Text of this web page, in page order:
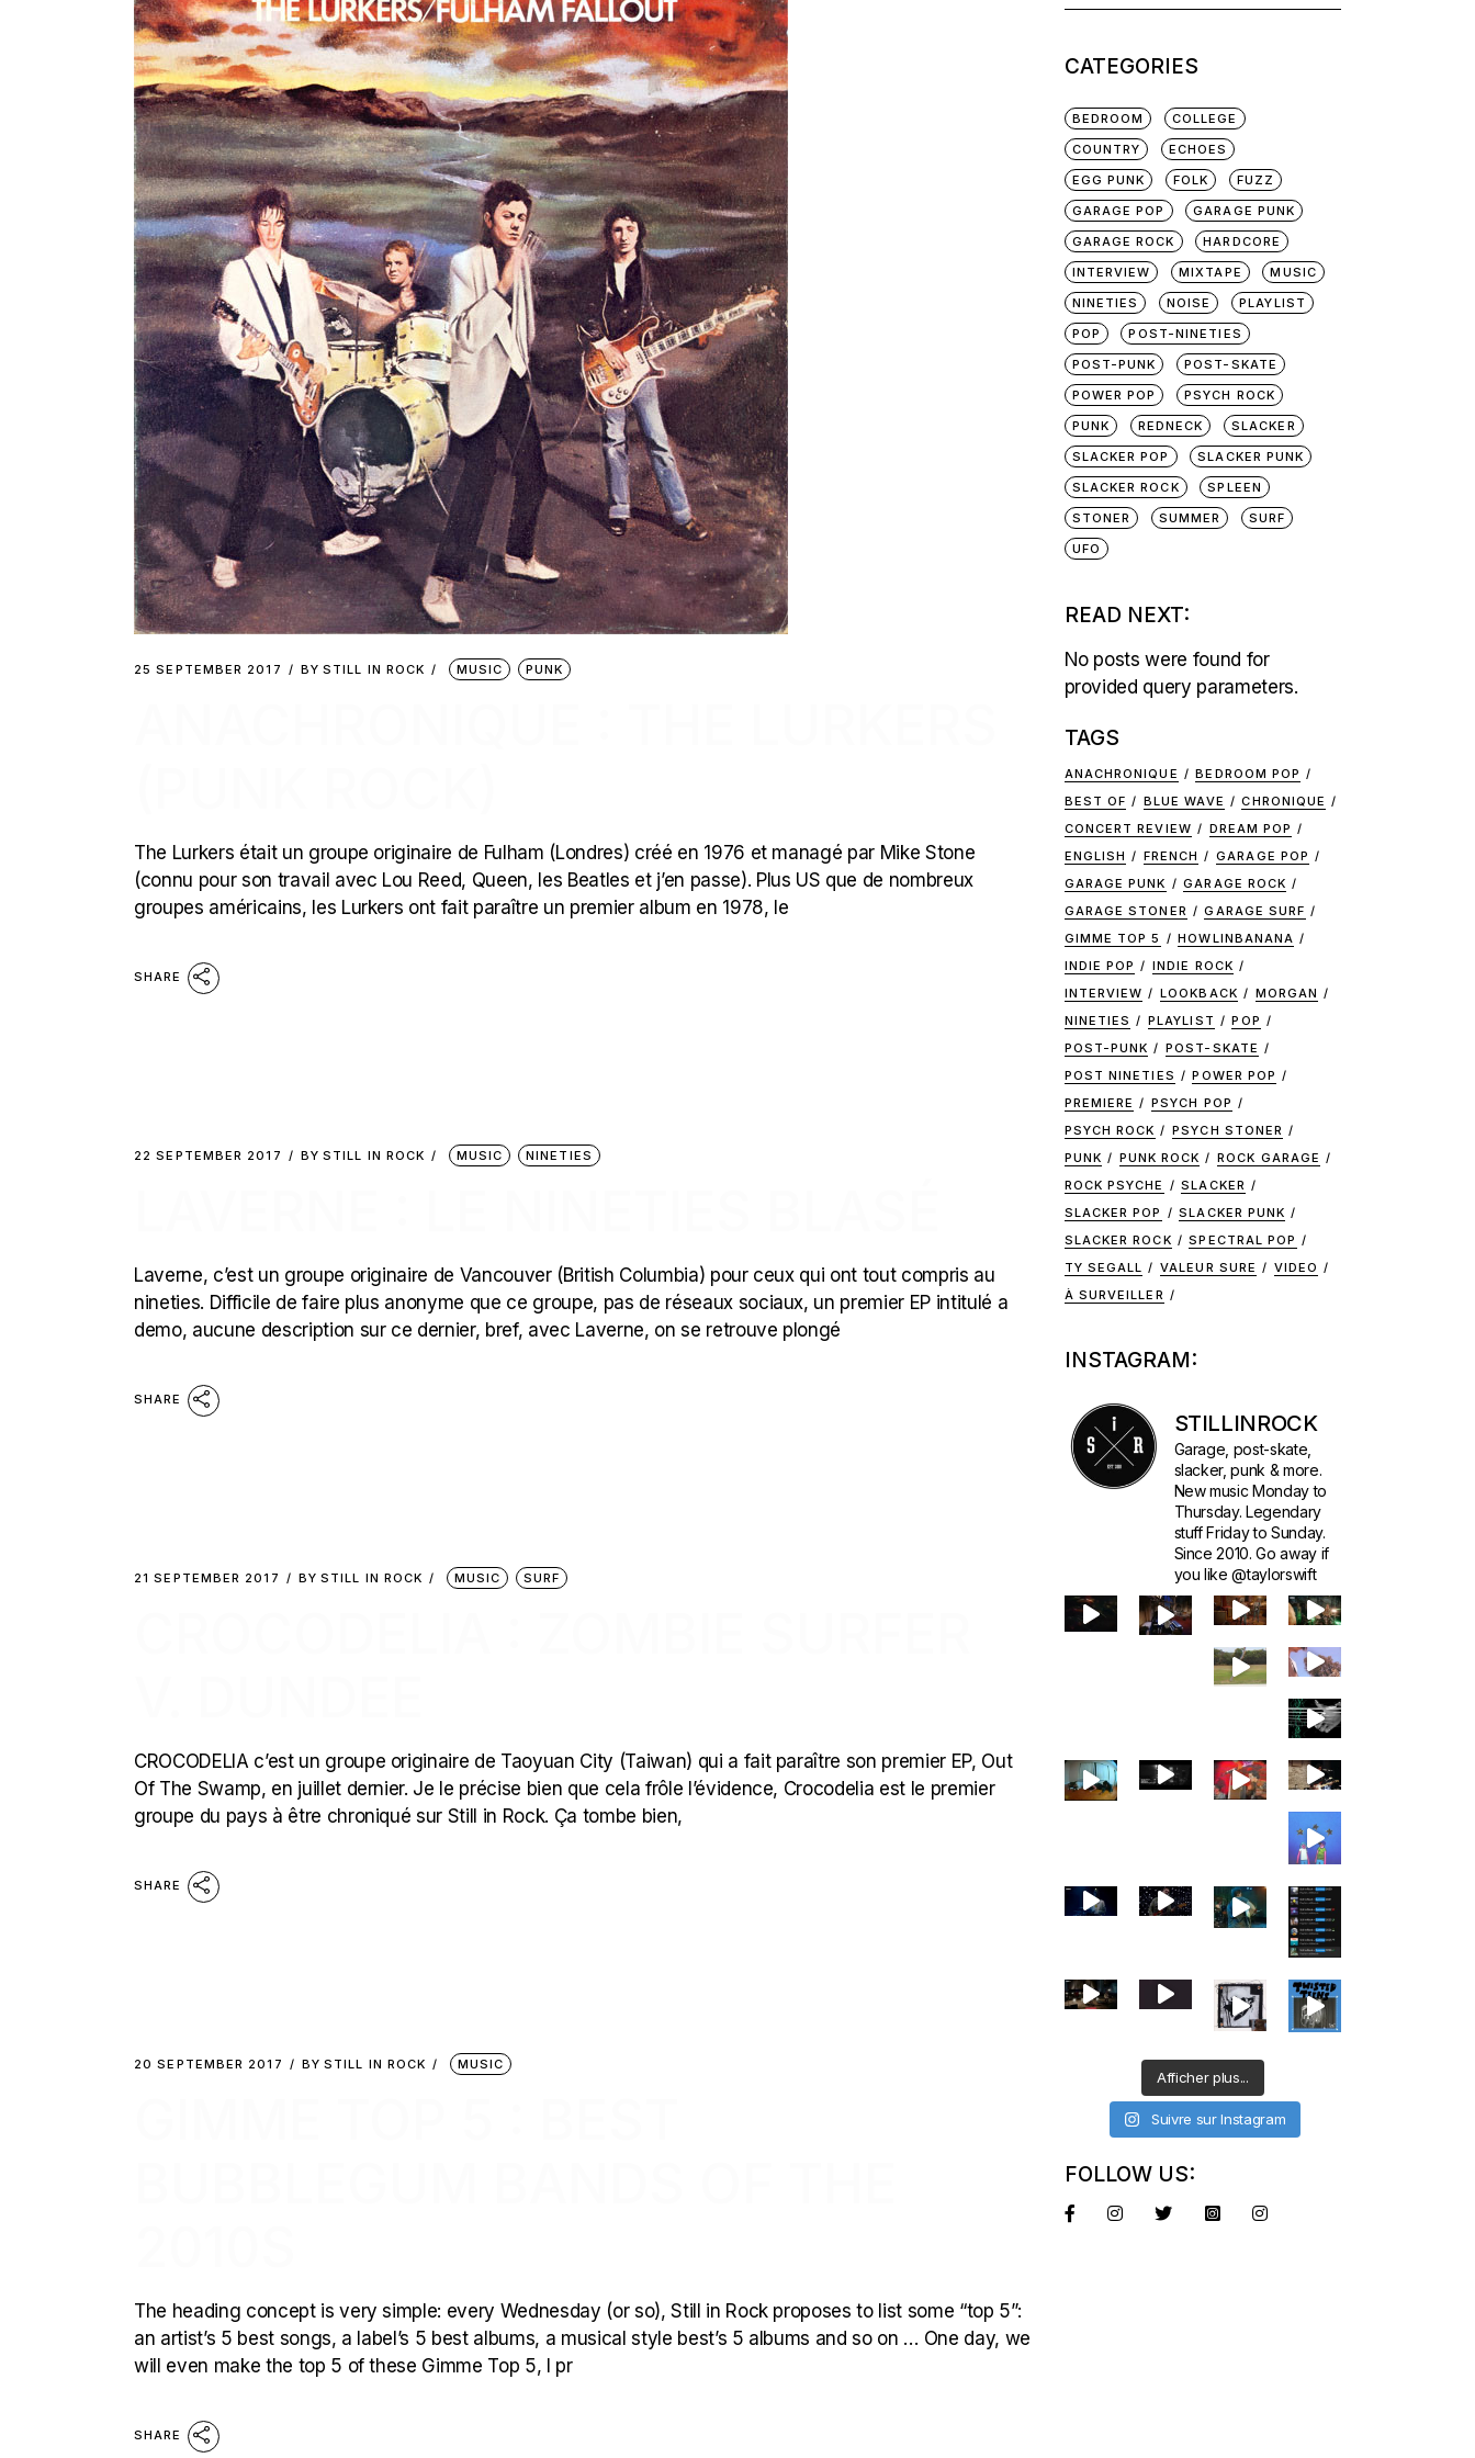
25 SEPTEMBER 2017 BY STILL IN ROCK MUSIC PUNK
The Lurkers était un groupe originaire de Fulham (Londres) créé en 1976 et managé par Mike Stone
(connu pour son travail avec Lou Reed, Queen, les Beatles et j’en passe). Plus US que de nombreux
groupes américains, les Lurkers ont fait paraître un premier album en 1978, le
SHARE
22 SEPTEMBER 2017 BY STILL IN ROCK MUSIC NINETIES
Laverne, c’est un groupe originaire de Vancouver (British Columbia) pour ceux qui ont tout compris au
nineties. Difficile de faire plus anonyme que ce groupe, pas de réseaux sociaux, un premier EP intitulé a
demo, aucune description sur ce dernier, bref, avec Laverne, on se retrouve plongé
SHARE
21 SEPTEMBER 2017 BY STILL IN ROCK MUSIC SURF
CROCODELIA c’est un groupe originaire de Taoyuan City (Taiwan) qui a fait paraître son premier EP, Out
Of The Swamp, en juillet dernier. Je le précise bien que cela frôle l’évidence, Crocodelia est le premier
groupe du pays à être chroniqué sur Still in Rock. Ça tombe bien,
SHARE
20 SEPTEMBER 2017 BY STILL IN ROCK MUSIC
The heading concept is very simple: every Wednesday (or so), Still in Rock proposes to list some “top 5”:
an artist’s 5 best songs, a label’s 5 best albums, a musical style best’s 5 albums and so on … One day, we
will even make the top 5 of these Gimme Top 5, I pr
SHARE
CATEGORIES
BEDROOM
COLLEGE
COUNTRY
ECHOES
EGG PUNK
FOLK
FUZZ
GARAGE POP
GARAGE PUNK
GARAGE ROCK
HARDCORE
INTERVIEW
MIXTAPE
MUSIC
NINETIES
NOISE
PLAYLIST
POP
POST-NINETIES
POST-PUNK
POST-SKATE
POWER POP
PSYCH ROCK
PUNK
REDNECK
SLACKER
SLACKER POP
SLACKER PUNK
SLACKER ROCK
SPLEEN
STONER
SUMMER
SURF
UFO
READ NEXT:
No posts were found for
provided query parameters.
TAGS
ANACHRONIQUE
BEDROOM POP
BEST OF
BLUE WAVE
CHRONIQUE
CONCERT REVIEW
DREAM POP
ENGLISH
FRENCH
GARAGE POP
GARAGE PUNK
GARAGE ROCK
GARAGE STONER
GARAGE SURF
GIMME TOP 5
HOWLINBANANA
INDIE POP
INDIE ROCK
INTERVIEW
LOOKBACK
MORGAN
NINETIES
PLAYLIST
POP
POST-PUNK
POST-SKATE
POST NINETIES
POWER POP
PREMIERE
PSYCH POP
PSYCH ROCK
PSYCH STONER
PUNK
PUNK ROCK
ROCK GARAGE
ROCK PSYCHE
SLACKER
SLACKER POP
SLACKER PUNK
SLACKER ROCK
SPECTRAL POP
TY SEGALL
VALEUR SURE
VIDEO
À SURVEILLER
INSTAGRAM:
STILLINROCK
Garage, post-skate,
slacker, punk & more.
New music Monday to
Thursday. Legendary
stuff Friday to Sunday.
Since 2010. Go away if
you like @taylorswift
Afficher plus...
Suivre sur Instagram
FOLLOW US: